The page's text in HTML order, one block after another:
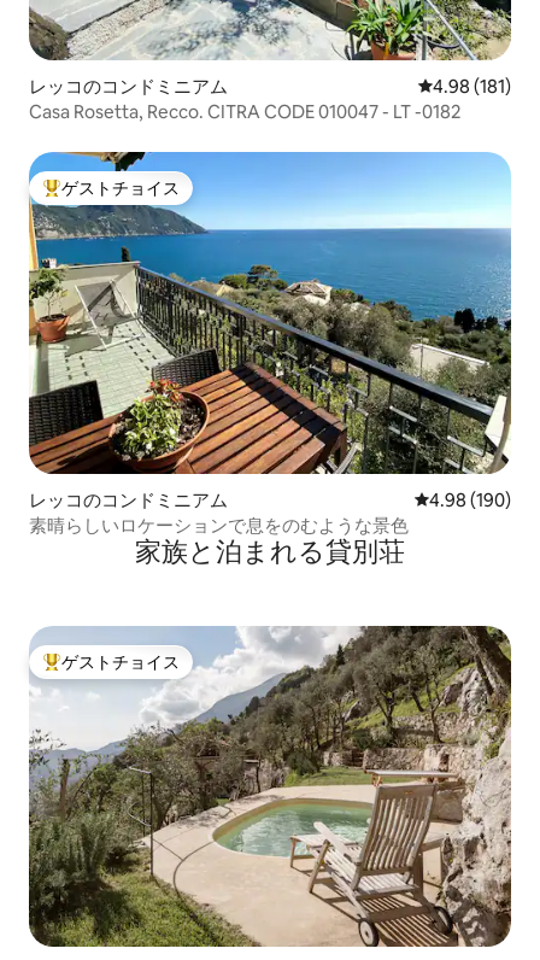
レッコのコンドミニアム レビュー181
4.98 (181)
Casa Rosetta, Recco. CITRA CODE 010047 - LT -0182
大好評のゲストチョイスです。
ゲストチョイス
レッコのコンドミニアム レビュー190
4.98 (190)
素晴らしいロケーションで息をのむような景色
家族と泊まれる貸別荘
大好評のゲストチョイスです。
ゲストチョイス